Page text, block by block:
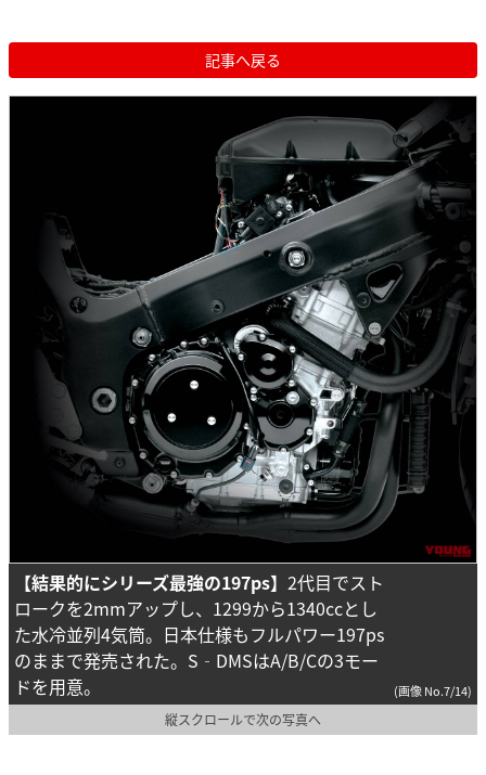
記事へ戻る
【結果的にシリーズ最強の197ps】 2代目でスト
ロークを2mmアップし、1299から1340ccとし
た水冷並列4気筒。日本仕様もフルパワー197ps
のままで発売された。S‐DMSはA/B/Cの3モー
ドを用意。
(画像 No.7/14)
縦スクロールで次の写真へ